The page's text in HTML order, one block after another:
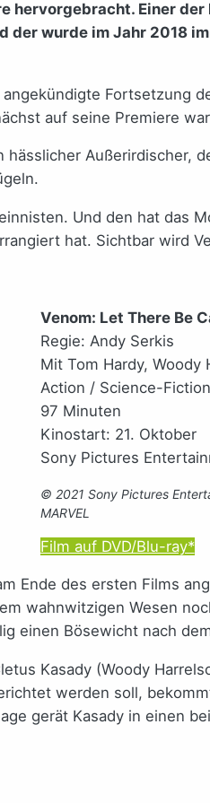
hervorgebracht. Einer
der wurde im Jahr 2018
Fortsetzung
auf seine Premiere
Und den hat das
hat. Sichtbar wird
Venom: Let There Be
Regie: Andy Serkis
Mit Tom Hardy, Woody
Action / Science-Fiction
97 Minuten
Kinostart: 21. Oktober
Sony Pictures
© 2021 Sony Pictures
MARVEL
Film auf DVD/Blu-ray*
Ende des ersten Films
wahnwitzigen Wesen
einen Bösewicht nach
Kasady (Woody
werden soll,
gerät Kasady in einen